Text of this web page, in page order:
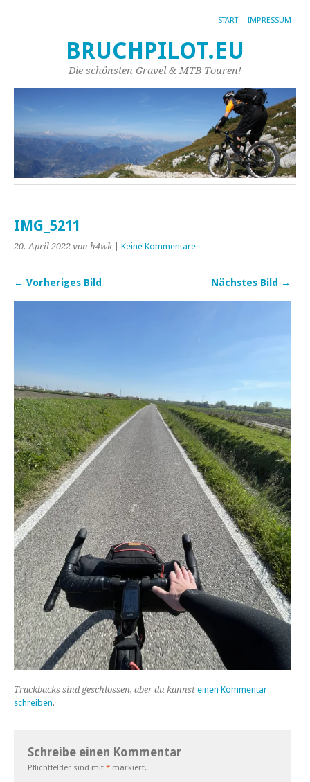
START IMPRESSUM
BRUCHPILOT.EU
Die schönsten Gravel & MTB Touren!
IMG_5211
20. April 2022 von h4wk| Keine Kommentare
← Vorheriges Bild Nächstes Bild →
Trackbacks sind geschlossen, aber du kannst einen Kommentar
schreiben.
Schreibe einen Kommentar
Pflichtfelder sind mit * markiert.